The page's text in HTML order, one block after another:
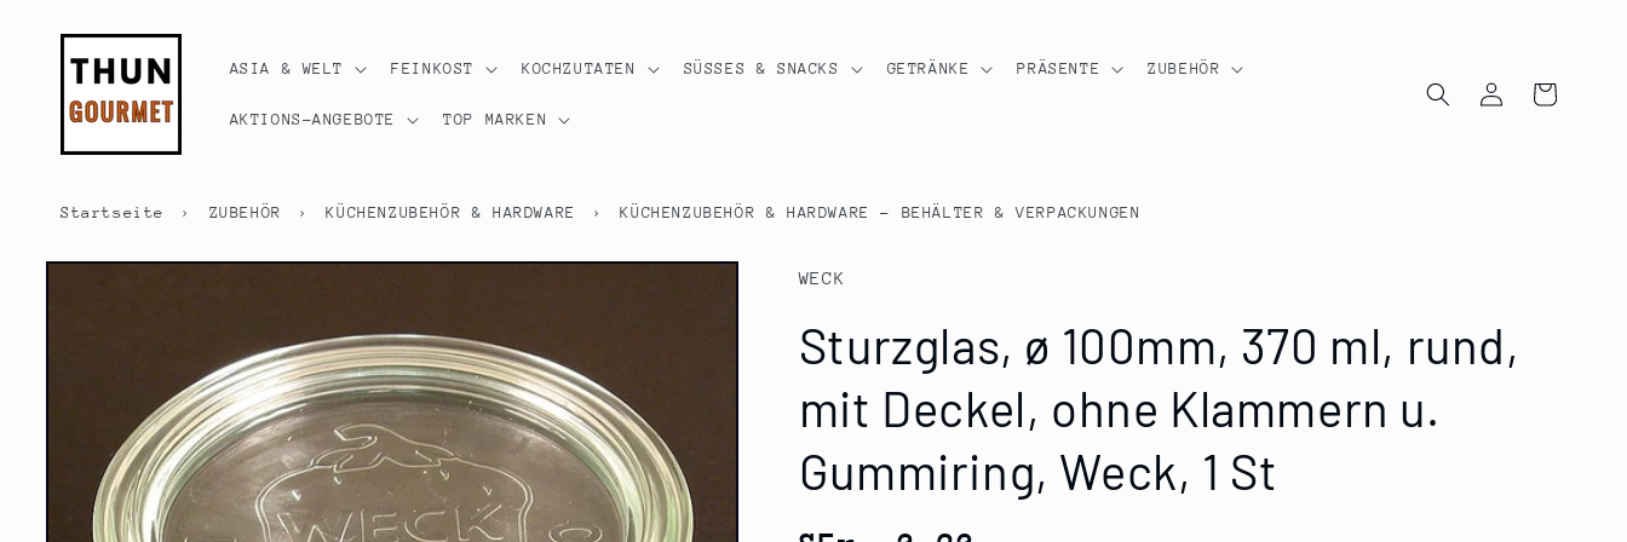
ASIA & WELT FEINKOST KOCHZUTATEN SÜSSES & SNACKS GETRÄNKE PRÄSENTE ZUBEHÖR
AKTIONS-ANGEBOTE TOP MARKEN
EinloggenWarenkorb
Startseite › ZUBEHÖR › KÜCHENZUBEHÖR & HARDWARE › KÜCHENZUBEHÖR & HARDWARE - BEHÄLTER & VERPACKUNGEN
WECK
Sturzglas, ø 100mm, 370 ml, rund,
mit Deckel, ohne Klammern u.
Gummiring, Weck, 1 St
Normaler